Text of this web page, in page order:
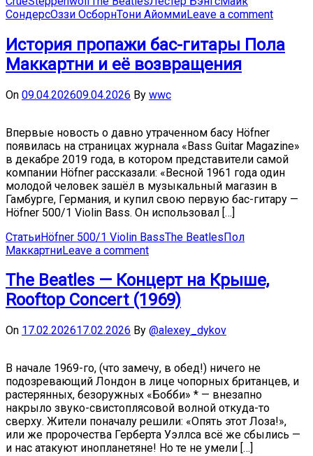
СондерсОззи ОсборнТони АйоммиLeave a comment
История пропажи бас-гитары Пола
Маккартни и её возвращения
On 09.04.202609.04.2026 By wwc
Впервые новость о давно утраченном басу Höfner
появилась на страницах журнала «Bass Guitar Magazine»
в декабре 2019 года, в котором представители самой
компании Höfner рассказали: «Весной 1961 года один
молодой человек зашёл в музыкальный магазин в
Гамбурге, Германия, и купил свою первую бас-гитару —
Höfner 500/1 Violin Bass. Он использовал […]
СтатьиHöfner 500/1 Violin BassThe BeatlesПол
МаккартниLeave a comment
The Beatles — Концерт на Крыше,
Rooftop Concert (1969)
On 17.02.202617.02.2026 By @alexey_dykov
В начале 1969-го, (что замечу, в обед!) ничего не
подозревающий Лондон в лице чопорных британцев, и
растерянных, безоружных «Бобби» * — внезапно
накрыло звуко-свистоплясовой волной откуда-то
сверху. Жители поначалу решили: «Опять этот Лоза!»,
или же пророчества Герберта Уэллса всё же сбылись —
и нас атакуют инопланетяне! Но те не умели […]